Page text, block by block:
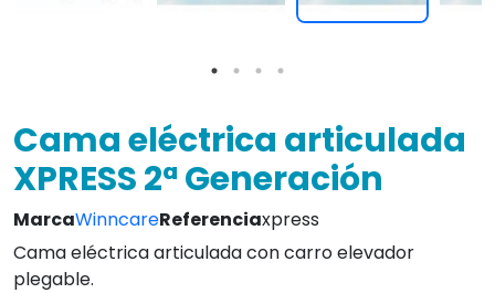
Cama eléctrica articulada
XPRESS 2ª Generación
MarcaWinncareReferenciaxpress
Cama eléctrica articulada con carro elevador
plegable.